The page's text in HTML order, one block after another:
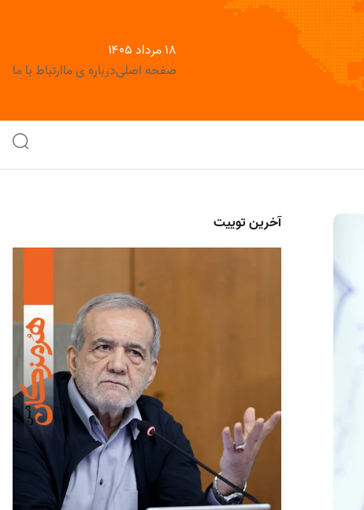
۱۸ مرداد ۱۴۰۵
صفحه اصلیدرباره ی ماارتباط با ما
آخرین توییت